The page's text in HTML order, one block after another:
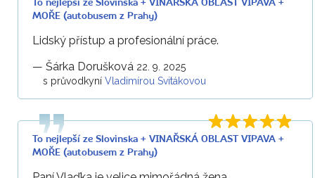
To nejlepší ze Slovinska + VINAŘSKÁ OBLAST VIPAVA +
MOŘE (autobusem z Prahy)
Lidský přístup a profesionální práce.
— Šárka Dorušková 22. 9. 2025
s průvodkyní Vladimírou Svitákovou
To nejlepší ze Slovinska + VINAŘSKÁ OBLAST VIPAVA +
MOŘE (autobusem z Prahy)